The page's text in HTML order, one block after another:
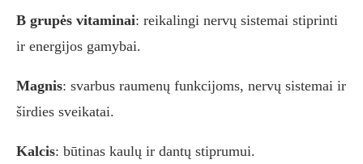
B grupės vitaminai: reikalingi nervų sistemai stiprinti
ir energijos gamybai.
Magnis: svarbus raumenų funkcijoms, nervų sistemai ir
širdies sveikatai.
Kalcis: būtinas kaulų ir dantų stiprumui.